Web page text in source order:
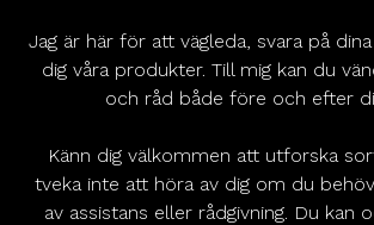
Jag är här för att vägleda, svara på
dig våra produkter. Till mig kan du
och råd både före och efter
Känn dig välkommen att utforska
tveka inte att höra av dig om du
av assistans eller rådgivning. Du kan